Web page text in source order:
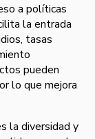
a políticas
la entrada
tasas
pueden
lo que mejora
la diversidad y